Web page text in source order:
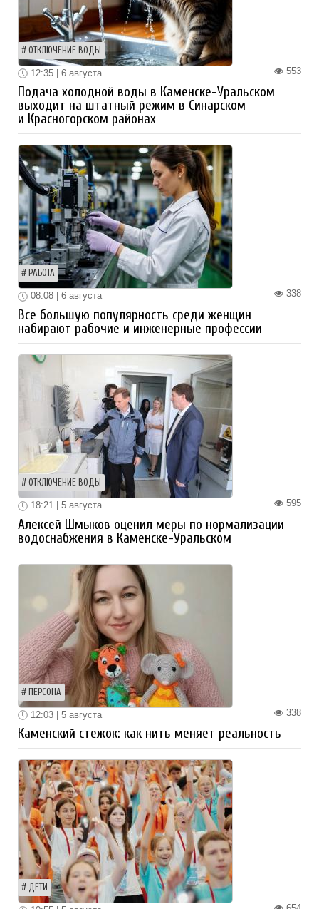
ОТКЛЮЧЕНИЕ ВОДЫ
553
12:35 | 6 августа
Подача холодной воды в Каменске-Уральском
выходит на штатный режим в Синарском
и Красногорском районах
РАБОТА
338
08:08 | 6 августа
Все большую популярность среди женщин
набирают рабочие и инженерные профессии
ОТКЛЮЧЕНИЕ ВОДЫ
595
18:21 | 5 августа
Алексей Шмыков оценил меры по нормализации
водоснабжения в Каменске-Уральском
ПЕРСОНА
338
12:03 | 5 августа
Каменский стежок: как нить меняет реальность
ДЕТИ